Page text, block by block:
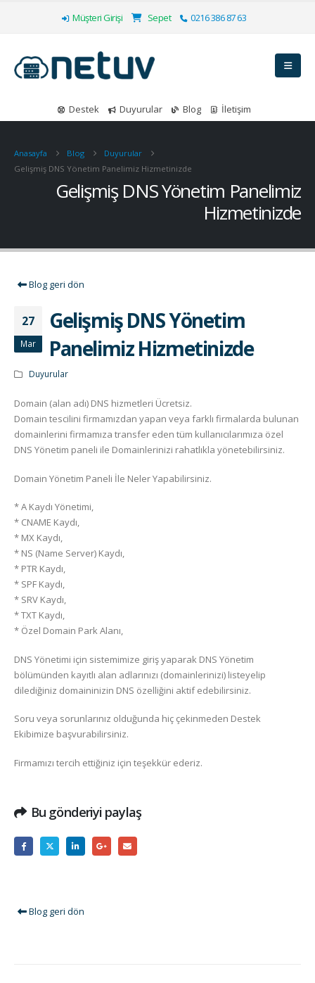
Müşteri Girişi Sepet 0216 386 87 63
Destek Duyurular Blog İletişim
Anasayfa Blog
Duyurular
Gelişmiş DNS Yönetim Panelimiz Hizmetinizde
Gelişmiş DNS Yönetim Panelimiz
Hizmetinizde
Blog geri dön
27
Mar
Gelişmiş DNS Yönetim
Panelimiz Hizmetinizde
Duyurular
Domain (alan adı) DNS hizmetleri Ücretsiz.
Domain tescilini firmamızdan yapan veya farklı firmalarda bulunan
domainlerini firmamıza transfer eden tüm kullanıcılarımıza özel
DNS Yönetim paneli ile Domainlerinizi rahatlıkla yönetebilirsiniz.
Domain Yönetim Paneli İle Neler Yapabilirsiniz.
* A Kaydı Yönetimi,
* CNAME Kaydı,
* MX Kaydı,
* NS (Name Server) Kaydı,
* PTR Kaydı,
* SPF Kaydı,
* SRV Kaydı,
* TXT Kaydı,
* Özel Domain Park Alanı,
DNS Yönetimi için sistemimize giriş yaparak DNS Yönetim
bölümünden kayıtlı alan adlarınızı (domainlerinizi) listeyelip
dilediğiniz domaininizin DNS özelliğini aktif edebilirsiniz.
Soru veya sorunlarınız olduğunda hiç çekinmeden Destek
Ekibimize başvurabilirsiniz.
Firmamızı tercih ettiğiniz için teşekkür ederiz.
Bu gönderiyi paylaş
Blog geri dön